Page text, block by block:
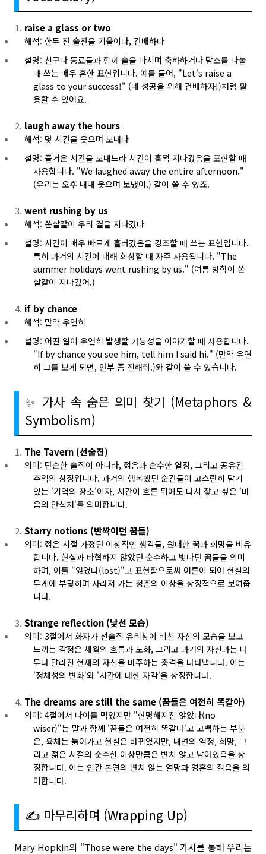
raise a glass or two
해석: 한두 잔 술잔을 기울이다, 건배하다
설명: 친구나 동료들과 함께 술을 마시며 축하하거나 담소를 나눌
때 쓰는 매우 흔한 표현입니다. 예를 들어, "Let's raise a
glass to your success!" (네 성공을 위해 건배하자!)처럼 활
용할 수 있어요.
laugh away the hours
해석: 몇 시간을 웃으며 보내다
설명: 즐거운 시간을 보내느라 시간이 훌쩍 지나갔음을 표현할 때
사용합니다. "We laughed away the entire afternoon."
(우리는 오후 내내 웃으며 보냈어.) 같이 쓸 수 있죠.
went rushing by us
해석: 쏜살같이 우리 곁을 지나갔다
설명: 시간이 매우 빠르게 흘러갔음을 강조할 때 쓰는 표현입니다.
특히 과거의 시간에 대해 회상할 때 자주 사용됩니다. "The
summer holidays went rushing by us." (여름 방학이 쏜
살같이 지나갔어.)
if by chance
해석: 만약 우연히
설명: 어떤 일이 우연히 발생할 가능성을 이야기할 때 사용합니다.
"If by chance you see him, tell him I said hi." (만약 우연
히 그를 보게 되면, 안부 좀 전해줘.)와 같이 쓸 수 있습니다.
✨ 가사 속 숨은 의미 찾기 (Metaphors &
Symbolism)
The Tavern (선술집)
의미: 단순한 술집이 아니라, 젊음과 순수한 열정, 그리고 공유된
추억의 상징입니다. 과거의 행복했던 순간들이 고스란히 담겨
있는 '기억의 장소'이자, 시간이 흐른 뒤에도 다시 찾고 싶은 '마
음의 안식처'를 의미합니다.
Starry notions (반짝이던 꿈들)
의미: 젊은 시절 가졌던 이상적인 생각들, 원대한 꿈과 희망을 비유
합니다. 현실과 타협하지 않았던 순수하고 빛나던 꿈들을 의미
하며, 이를 "잃었다(lost)"고 표현함으로써 어른이 되어 현실의
무게에 부딪히며 사라져 가는 청춘의 이상을 상징적으로 보여줍
니다.
Strange reflection (낯선 모습)
의미: 3절에서 화자가 선술집 유리창에 비친 자신의 모습을 보고
느끼는 감정은 세월의 흐름과 노화, 그리고 과거의 자신과는 너
무나 달라진 현재의 자신을 마주하는 충격을 나타냅니다. 이는
'정체성의 변화'와 '시간에 대한 자각'을 상징합니다.
The dreams are still the same (꿈들은 여전히 똑같아)
의미: 4절에서 나이를 먹었지만 "현명해지진 않았다(no
wiser)"는 말과 함께 '꿈들은 여전히 똑같다'고 고백하는 부분
은, 육체는 늙어가고 현실은 바뀌었지만, 내면의 열정, 희망, 그
리고 젊은 시절의 순수한 이상만큼은 변치 않고 남아있음을 상
징합니다. 이는 인간 본연의 변치 않는 열망과 영혼의 젊음을 의
미합니다.
✍️ 마무리하며 (Wrapping Up)
Mary Hopkin의 "Those were the days" 가사를 통해 우리는